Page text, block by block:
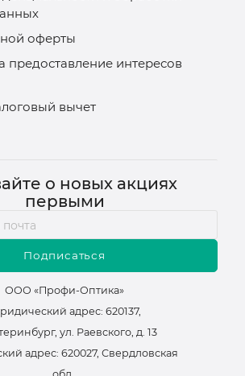
оферты
предоставление интересов
вычет
о новых акциях
первыми
Подписаться
ООО «Профи-Оптика»
адрес: 620137,
ул. Раевского, д. 13
адрес: 620027, Свердловская